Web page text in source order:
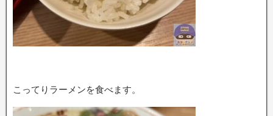
こってりラーメンを食べます。